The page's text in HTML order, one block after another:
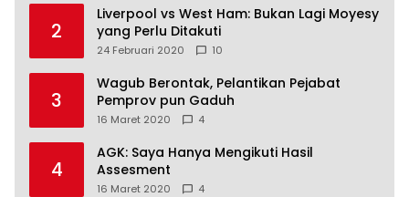
2
Liverpool vs West Ham: Bukan Lagi Moyesy
yang Perlu Ditakuti
24 Februari 2020 10
3
Wagub Berontak, Pelantikan Pejabat
Pemprov pun Gaduh
16 Maret 2020 4
4
AGK: Saya Hanya Mengikuti Hasil
Assesment
16 Maret 2020 4